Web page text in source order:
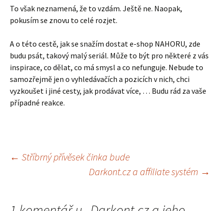
To však neznamená, že to vzdám. Ještě ne. Naopak,
pokusím se znovu to celé rozjet.
A o této cestě, jak se snažím dostat e-shop NAHORU, zde
budu psát, takový malý seriál. Může to být pro některé z vás
inspirace, co dělat, co má smysl a co nefunguje. Nebude to
samozřejmě jen o vyhledávačích a pozicích v nich, chci
vyzkoušet i jiné cesty, jak prodávat více, … Budu rád za vaše
případné reakce.
Navigace
← Stříbrný přívěsek činka bude
Darkont.cz a affiliate systém →